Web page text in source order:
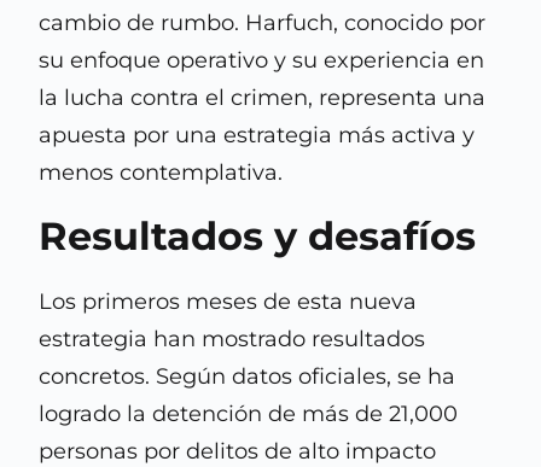
cambio de rumbo. Harfuch, conocido por
su enfoque operativo y su experiencia en
la lucha contra el crimen, representa una
apuesta por una estrategia más activa y
menos contemplativa.
Resultados y desafíos
Los primeros meses de esta nueva
estrategia han mostrado resultados
concretos. Según datos oficiales, se ha
logrado la detención de más de 21,000
personas por delitos de alto impacto